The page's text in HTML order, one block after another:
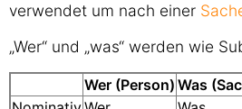
verwendet um nach einer
„Wer“ und „was“ werden wie
Wer (Person) Was